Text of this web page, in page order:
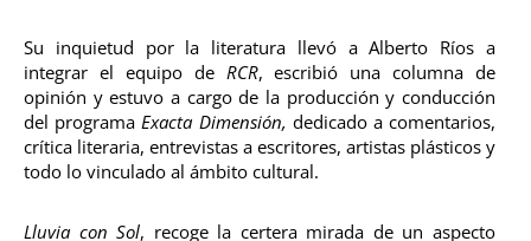
Su inquietud por la literatura llevó a Alberto Ríos a
integrar el equipo de RCR, escribió una columna de
opinión y estuvo a cargo de la producción y conducción
del programa Exacta Dimensión, dedicado a comentarios,
crítica literaria, entrevistas a escritores, artistas plásticos y
todo lo vinculado al ámbito cultural.
Lluvia con Sol, recoge la certera mirada de un aspecto